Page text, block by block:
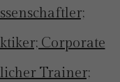
Corporate
Trainer;